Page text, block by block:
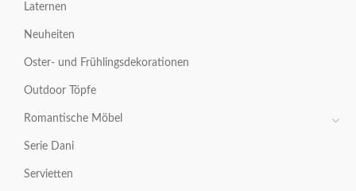
Laternen
Neuheiten
Oster- und Frühlingsdekorationen
Outdoor Töpfe
Romantische Möbel
Serie Dani
Servietten